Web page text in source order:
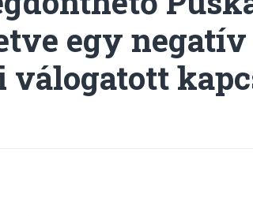
egy negatív
válogatott